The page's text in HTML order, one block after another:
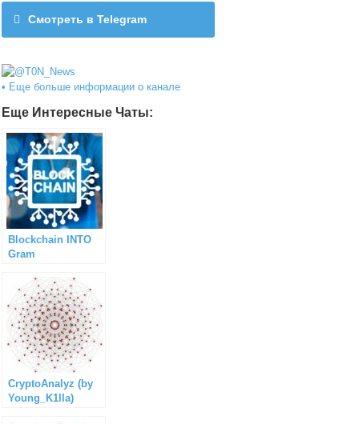
Смотреть в Telegram
• Еще больше информации о канале
Еще Интересные Чаты:
Blockchain INTO
Gram
CryptoAnalyz (by
Young_K1lla)